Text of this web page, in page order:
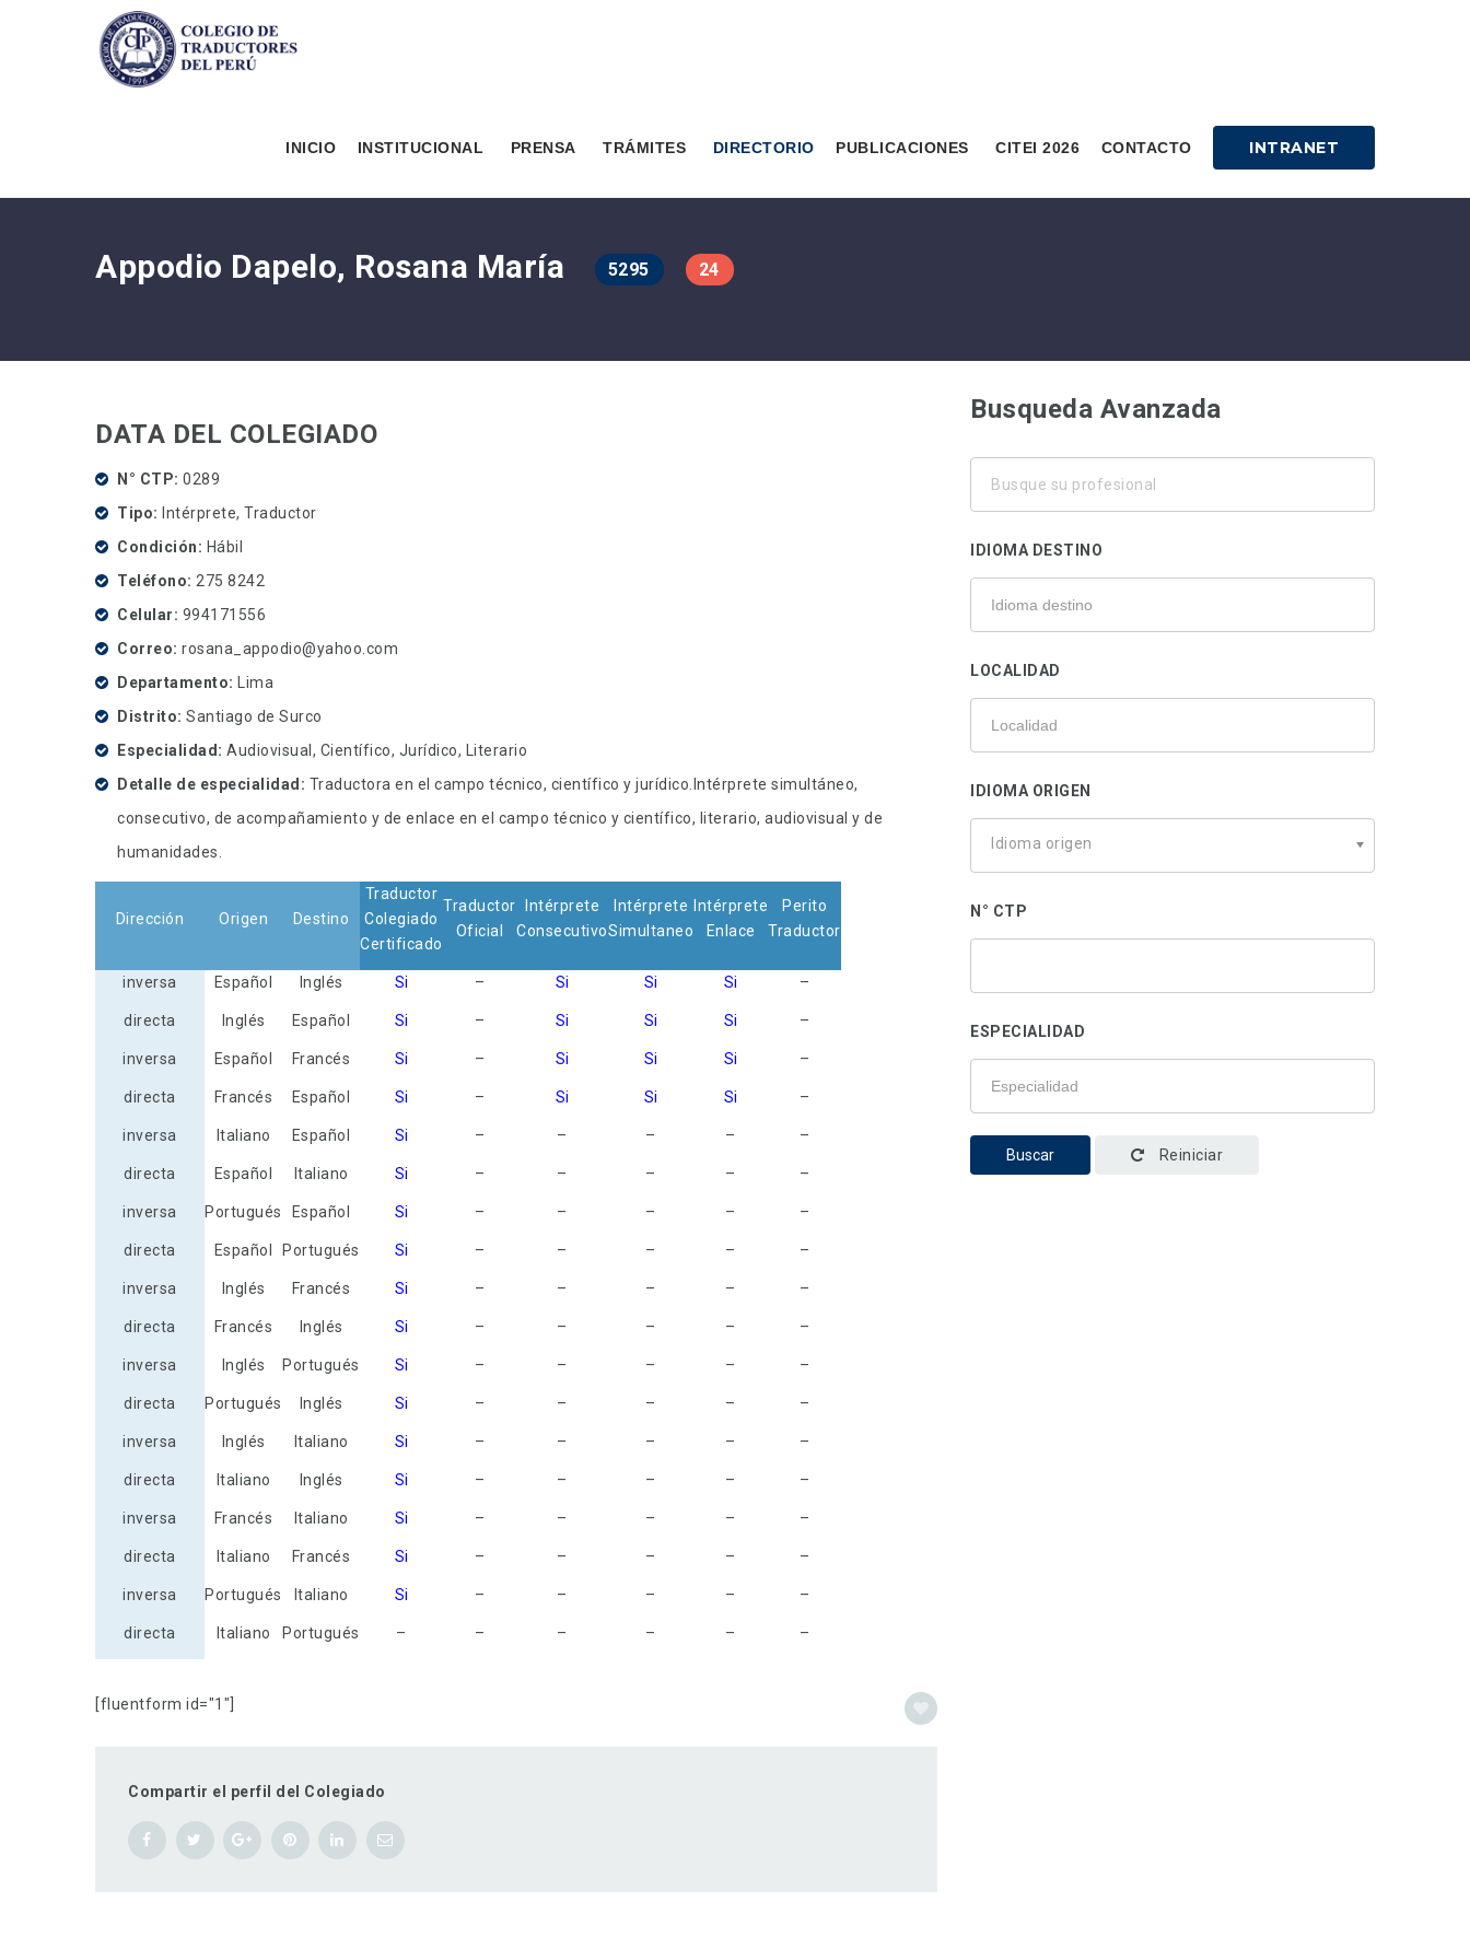
INICIO INSTITUCIONAL PRENSA TRÁMITES DIRECTORIO PUBLICACIONES CITEI 2026 CONTACTO INTRANET
Appodio Dapelo, Rosana María 5295 24
DATA DEL COLEGIADO
N° CTP 0289
Tipo Intérprete, Traductor
Condición
Hábil
Teléfono
275 8242
Celular
994171556
Correo rosana_appodio@yahoo.com
Departamento Lima
Distrito Santiago de Surco
Especialidad Audiovisual, Científico, Jurídico, Literario
Detalle de especialidad
Traductora en el campo técnico, científico y jurídico.Intérprete simultáneo,
consecutivo, de acompañamiento y de enlace en el campo técnico y científico, literario, audiovisual y de
humanidades.
Dirección Origen Destino
Traductor
Colegiado
Certificado
Traductor
Oficial
Intérprete
Consecutivo
Intérprete
Simultaneo
Intérprete
Enlace
Perito
Traductor
inversa Español Inglés Si – Si Si Si –
directa Inglés Español Si – Si Si Si –
inversa Español Francés Si – Si Si Si –
directa Francés Español Si – Si Si Si –
inversa Italiano Español Si – – – – –
directa Español Italiano Si – – – – –
inversa Portugués Español Si – – – – –
directa Español Portugués Si – – – – –
inversa Inglés Francés Si – – – – –
directa Francés Inglés Si – – – – –
inversa Inglés Portugués Si – – – – –
directa Portugués Inglés Si – – – – –
inversa Inglés Italiano Si – – – – –
directa Italiano Inglés Si – – – – –
inversa Francés Italiano Si – – – – –
directa Italiano Francés Si – – – – –
inversa Portugués Italiano Si – – – – –
directa Italiano Portugués – – – – – –
[fluentform id="1"]
Compartir el perfil del Colegiado
Busqueda Avanzada
IDIOMA DESTINO
LOCALIDAD
IDIOMA ORIGEN
Idioma origen
N° CTP
ESPECIALIDAD
Buscar Reiniciar